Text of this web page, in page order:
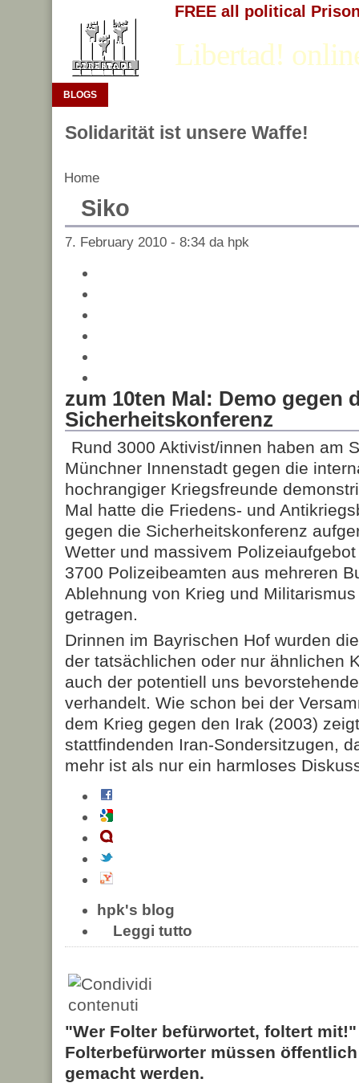
FREE all political
Libertad!
BLOGS
Solidarität ist unsere Waffe!
Home
Siko
7. February 2010 - 8:34 da hpk
zum 10ten Mal: Demo gegen
Sicherheitskonferenz
Rund 3000 Aktivist/innen haben am
Münchner Innenstadt gegen die
hochrangiger Kriegsfreunde
Mal hatte die Friedens- und
gegen die Sicherheitskonferenz
Wetter und massivem
3700 Polizeibeamten aus mehreren
Ablehnung von Krieg und
getragen.
Drinnen im Bayrischen Hof wurden
der tatsächlichen oder nur ähnlichen
auch der potentiell uns
verhandelt. Wie schon bei der
dem Krieg gegen den Irak (2003)
stattfindenden Iran-Sondersitzugen,
mehr ist als nur ein harmloses
hpk's blog
Leggi tutto
"Wer Folter befürwortet, foltert
Folterbefürworter müssen
gemacht werden.